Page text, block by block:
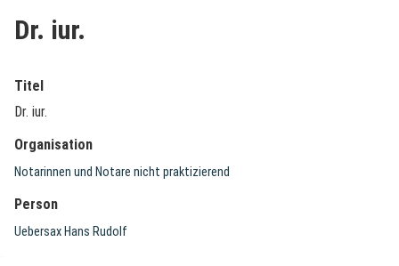
Dr. iur.
Titel
Dr. iur.
Organisation
Notarinnen und Notare nicht praktizierend
Person
Uebersax Hans Rudolf